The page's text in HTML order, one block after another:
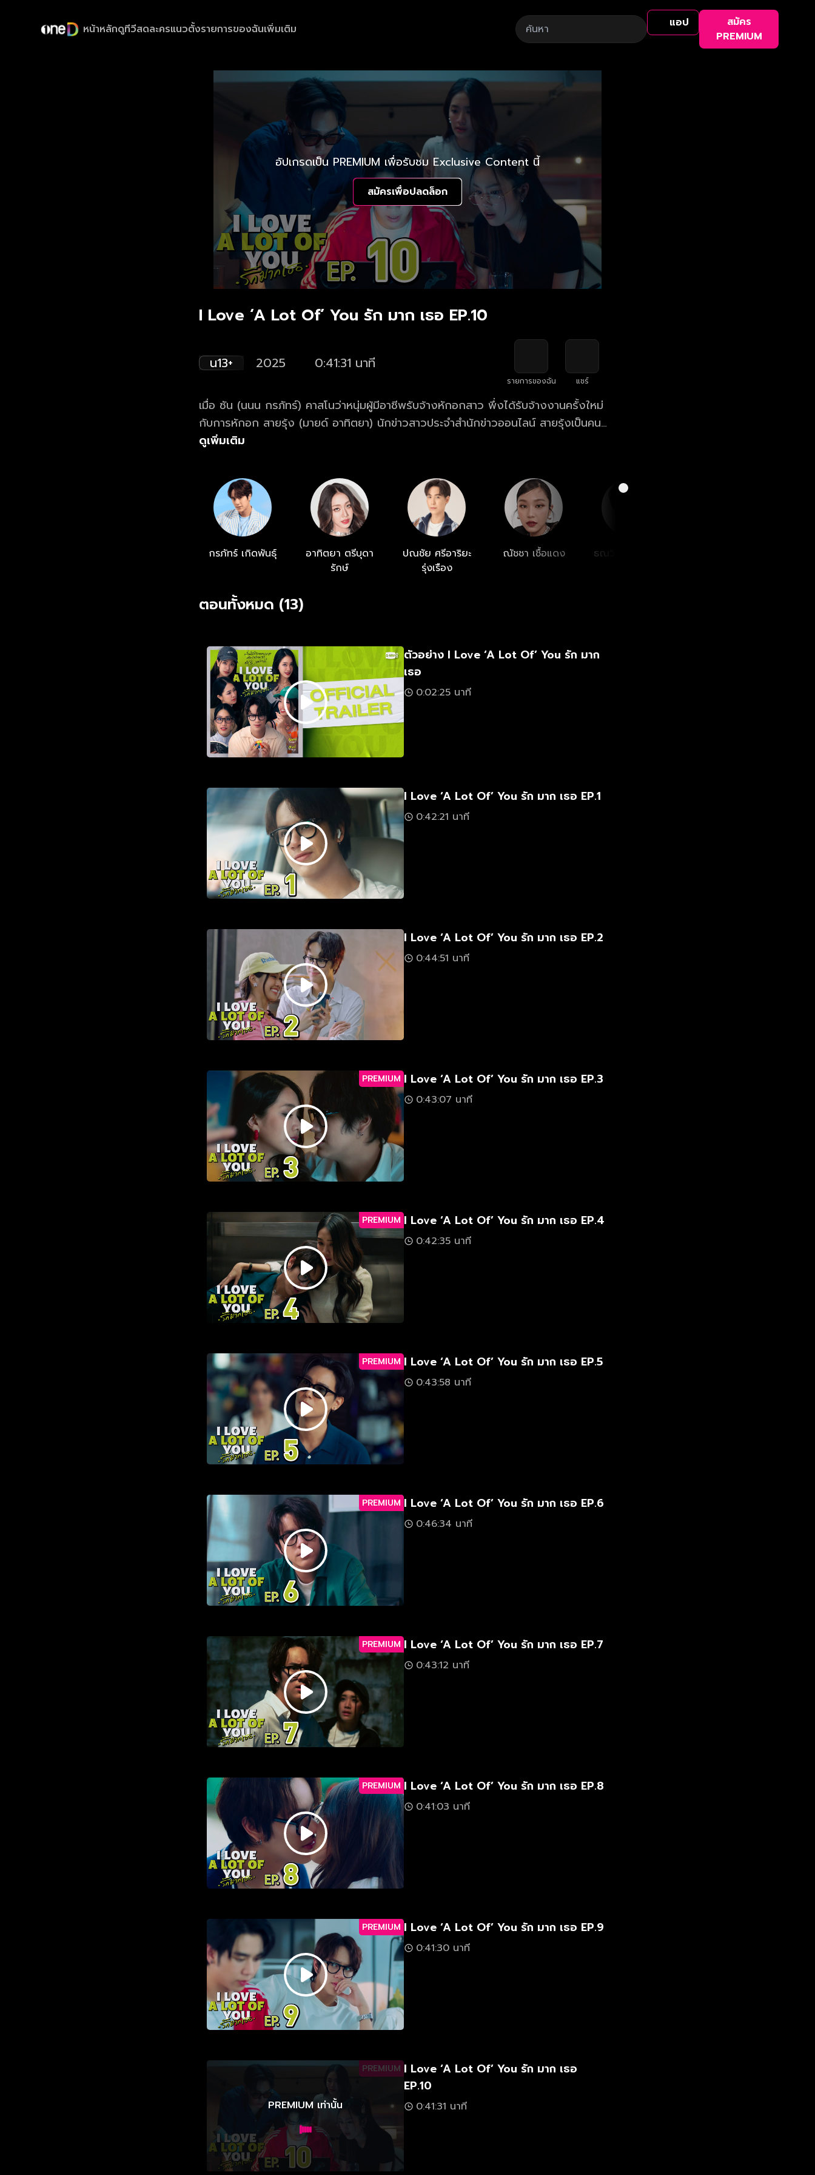
หน้าหลักดูทีวีสดละครแนวตั้งรายการของฉันเพิ่มเติม แอป
สมัคร
PREMIUM
อัปเกรดเป็น PREMIUM เพื่อรับชม Exclusive Content นี้
สมัครเพื่อปลดล็อก
I Love ‘A Lot Of’ You รัก มาก เธอ EP.10
น13+ 2025 0:41:31 นาที
รายการของฉัน แชร์
เมื่อ ซัน (นนน กรภัทร์) คาสโนว่าหนุ่มผู้มีอาชีพรับจ้างหักอกสาว พึ่งได้รับจ้างงานครั้งใหม่
กับการหักอก สายรุ้ง (มายด์ อาทิตยา) นักข่าวสาวประจำสำนักข่าวออนไลน์ สายรุ้งเป็นคน
มั่นใจ และเซ็กซี่ แต่ทว่าในวันต่อๆ มา บุคลิกของสายรุ้งก็เปลี่ยนไป สายรุ้งกลายเป็นคนนิ่งเฉย
สืบค้น และพบว่าเธอมีอาการแปลกประหลาด คล้ายผู้ป่วยโรคหลายบุคลิก และเธอก็มีถึง 5
บุคลิกด้วยกัน!!
ดูเพิ่มเติม
กรภัทร์ เกิดพันธุ์
อาทิตยา ตรีบุดา
รักษ์
ปณชัย ศรีอาริยะ
รุ่งเรือง
ณัชชา เชื้อแดง ธณวิน ธีรโพสุการ
ตอนทั้งหมด (13)
ตัวอย่าง I Love ‘A Lot Of’ You รัก มาก
เธอ
0:02:25 นาที
I Love ‘A Lot Of’ You รัก มาก เธอ EP.1
0:42:21 นาที
I Love ‘A Lot Of’ You รัก มาก เธอ EP.2
0:44:51 นาที
PREMIUM I Love ‘A Lot Of’ You รัก มาก เธอ EP.3
0:43:07 นาที
PREMIUM I Love ‘A Lot Of’ You รัก มาก เธอ EP.4
0:42:35 นาที
PREMIUM I Love ‘A Lot Of’ You รัก มาก เธอ EP.5
0:43:58 นาที
PREMIUM I Love ‘A Lot Of’ You รัก มาก เธอ EP.6
0:46:34 นาที
PREMIUM I Love ‘A Lot Of’ You รัก มาก เธอ EP.7
0:43:12 นาที
PREMIUM I Love ‘A Lot Of’ You รัก มาก เธอ EP.8
0:41:03 นาที
PREMIUM I Love ‘A Lot Of’ You รัก มาก เธอ EP.9
0:41:30 นาที
PREMIUM
PREMIUM เท่านั้น
I Love ‘A Lot Of’ You รัก มาก เธอ
EP.10
0:41:31 นาที